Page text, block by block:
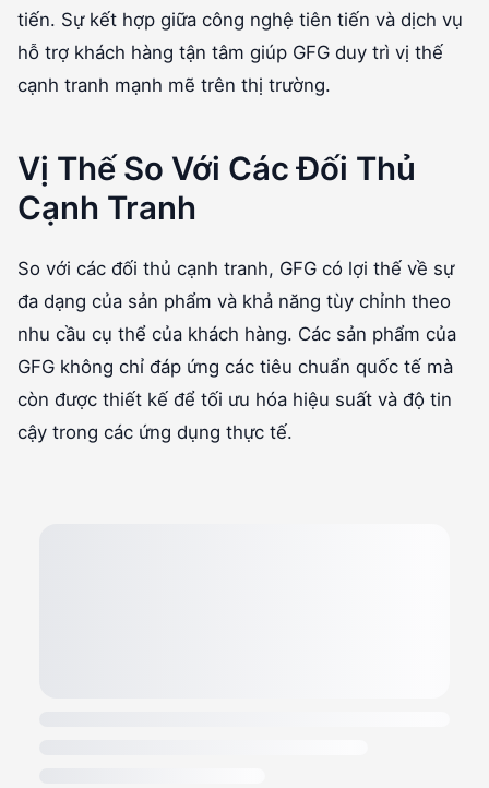
tiến. Sự kết hợp giữa công nghệ tiên tiến và dịch vụ
hỗ trợ khách hàng tận tâm giúp GFG duy trì vị thế
cạnh tranh mạnh mẽ trên thị trường.
Vị Thế So Với Các Đối Thủ
Cạnh Tranh
So với các đối thủ cạnh tranh, GFG có lợi thế về sự
đa dạng của sản phẩm và khả năng tùy chỉnh theo
nhu cầu cụ thể của khách hàng. Các sản phẩm của
GFG không chỉ đáp ứng các tiêu chuẩn quốc tế mà
còn được thiết kế để tối ưu hóa hiệu suất và độ tin
cậy trong các ứng dụng thực tế.